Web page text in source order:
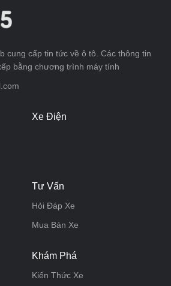
cung cấp tin tức về ô tô. Các thông tin
bằng chương trình máy tính
Xe Điện
Tư Vấn
Hỏi Đáp Xe
Mua Bán Xe
Khám Phá
Kiến Thức Xe